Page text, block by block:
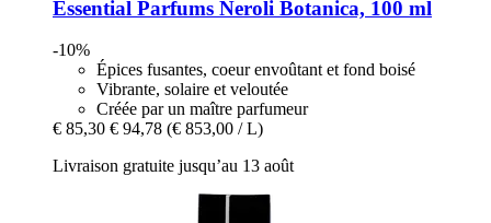
Essential Parfums Neroli Botanica, 100 ml
-10%
Épices fusantes, coeur envoûtant et fond boisé
Vibrante, solaire et veloutée
Créée par un maître parfumeur
€ 85,30 € 94,78 (€ 853,00 / L)
Livraison gratuite jusqu’au 13 août